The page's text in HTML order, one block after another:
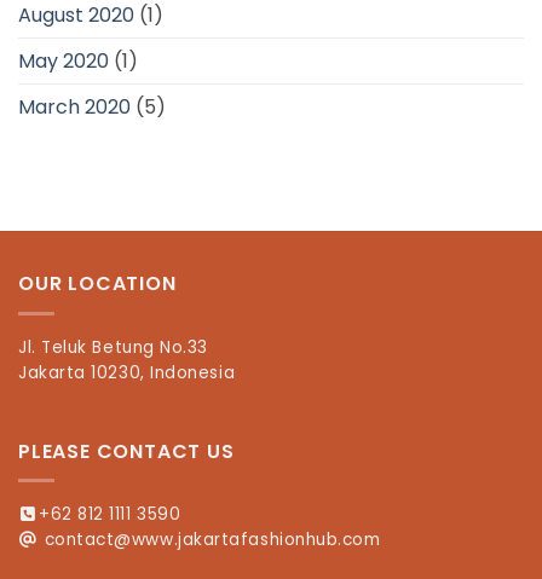
August 2020 (1)
May 2020 (1)
March 2020 (5)
OUR LOCATION
Jl. Teluk Betung No.33
Jakarta 10230, Indonesia
PLEASE CONTACT US
+62 812 1111 3590
contact@www.jakartafashionhub.com